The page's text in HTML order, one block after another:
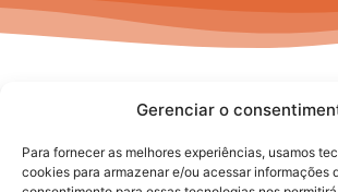
Gerenciar o
Para fornecer as melhores experiências, usamos
cookies para armazenar e/ou acessar informações